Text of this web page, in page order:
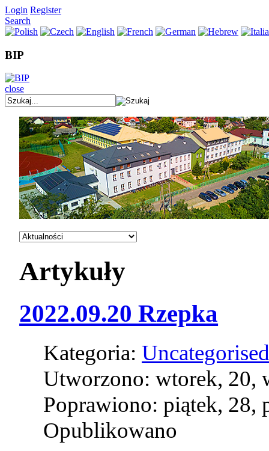
Login Register
Search
BIP
close
Artykuły
2022.09.20 Rzepka
Kategoria:
Utworzono: wtorek, 20,
Poprawiono: piątek, 28,
Opublikowano